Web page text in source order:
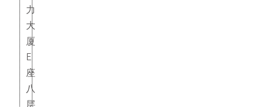
力
大
厦
E
座
八
层